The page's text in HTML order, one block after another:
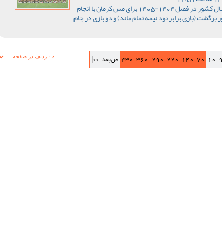
رقابت های لیگ یک فوتبال کشور در فصل 1404-1405 برای مس کرمان با انجام
16 بازی در دور برگشت (بازی برابر نود نیمه تمام ماند) و دو بازی در جام
9
10
70
140
220
290
360
430 ص‌بعد >>|